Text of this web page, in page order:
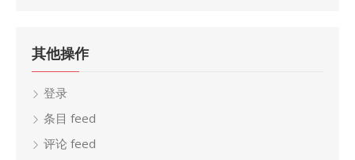
其他操作
登录
条目 feed
评论 feed